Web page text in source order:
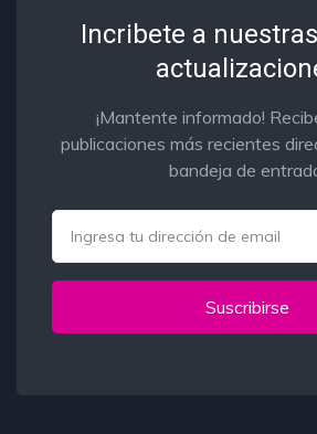
Incribete a
¡Mantente informado!
publicaciones más recientes
bandeja de
Suscribirse